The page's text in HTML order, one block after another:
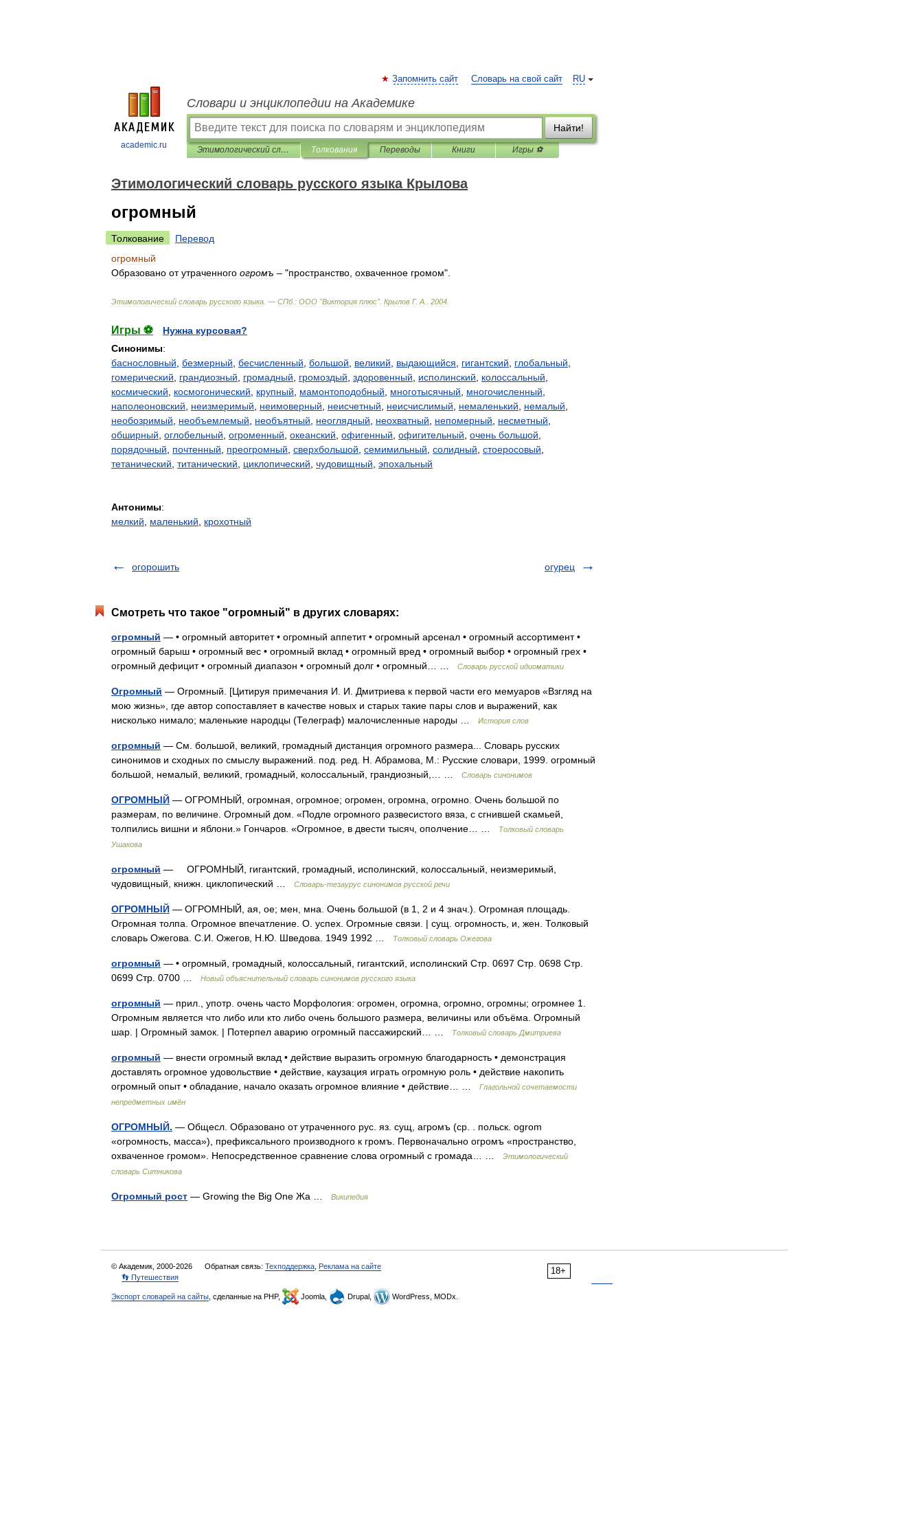
academic.ru
RU
Запомнить сайт Словарь на свой сайт
Словари и энциклопедии на Академике
Найти!
Этимологический словарь русского языка Крылова Толкования Переводы Книги Игры ⚽
Этимологический словарь русского языка Крылова
огромный
Толкование
Перевод
огромный
Образовано от утраченного огромъ – "пространство охваченное громом".
Этимологический словарь русского языка . — СПб. : ООО "Виктория плюс". Крылов Г. А 2004
Игры ⚽
Нужна курсовая?
Синонимы:
баснословный безмерный бесчисленный большой великий выдающийся гигантский глобальный
гомерический
грандиозный громадный громоздый здоровенный исполинский колоссальный
космический
космогонический крупный мамонтоподобный многотысячный многочисленный
наполеоновский
неизмеримый неимоверный неисчетный неисчислимый немаленький немалый
необозримый
необъемлемый необъятный неоглядный неохватный непомерный несметный
обширный оглобельный огроменный океанский офигенный офигительный очень большой
порядочный
почтенный преогромный сверхбольшой семимильный солидный стоеросовый
тетанический титанический циклопический чудовищный эпохальный
Антонимы:
мелкий
маленький крохотный
огорошить огурец
Смотреть что такое "огромный" в других словарях:
огромный — • огромный авторитет • огромный аппетит • огромный арсенал • огромный ассортимент •
огромный барыш • огромный вес • огромный вклад • огромный вред • огромный выбор • огромный грех •
огромный дефицит • огромный диапазон • огромный долг • огромный… …
Словарь русской идиоматики
Огромный — Огромный. [Цитируя примечания И. И. Дмитриева к первой части его мемуаров «Взгляд на
мою жизнь», где автор сопоставляет в качестве новых и старых такие пары слов и выражений, как
нисколько нимало; маленькие народцы (Телеграф) малочисленные народы …
История слов
огромный — См. большой, великий, громадный дистанция огромного размера... Словарь русских
синонимов и сходных по смыслу выражений. под. ред. Н. Абрамова, М.: Русские словари, 1999. огромный
большой, немалый, великий, громадный, колоссальный, грандиозный,… …
Словарь синонимов
ОГРОМНЫЙ — ОГРОМНЫЙ, огромная, огромное; огромен, огромна, огромно. Очень большой по
размерам, по величине. Огромный дом. «Подле огромного развесистого вяза, с сгнившей скамьей,
толпились вишни и яблони.» Гончаров. «Огромное, в двести тысяч, ополчение… …
Толковый словарь
Ушакова
огромный — ОГРОМНЫЙ, гигантский, громадный, исполинский, колоссальный, неизмеримый,
чудовищный, книжн. циклопический …
Словарь-тезаурус синонимов русской речи
ОГРОМНЫЙ — ОГРОМНЫЙ, ая, ое; мен, мна. Очень большой (в 1, 2 и 4 знач.). Огромная площадь.
Огромная толпа. Огромное впечатление. О. успех. Огромные связи. | сущ. огромность, и, жен. Толковый
словарь Ожегова. С.И. Ожегов, Н.Ю. Шведова. 1949 1992 …
Толковый словарь Ожегова
огромный — • огромный, громадный, колоссальный, гигантский, исполинский Стр. 0697 Стр. 0698 Стр.
0699 Стр. 0700 …
Новый объяснительный словарь синонимов русского языка
огромный — прил., употр. очень часто Морфология: огромен, огромна, огромно, огромны; огромнее 1.
Огромным является что либо или кто либо очень большого размера, величины или объёма. Огромный
шар. | Огромный замок. | Потерпел аварию огромный пассажирский… …
Толковый словарь Дмитриева
огромный — внести огромный вклад • действие выразить огромную благодарность • демонстрация
доставлять огромное удовольствие • действие, каузация играть огромную роль • действие накопить
огромный опыт • обладание, начало оказать огромное влияние • действие… …
Глагольной сочетаемости
непредметных имён
ОГРОМНЫЙ. — Общесл. Образовано от утраченного рус. яз. сущ, агромъ (ср. . польск. ogrom
«огромность, масса»), префиксального производного к громъ. Первоначально огромъ «пространство,
охваченное громом». Непосредственное сравнение слова огромный с громада… …
Этимологический
словарь Ситникова
Огромный рост — Growing the Big One Жа … Википедия
18+
© Академик, 2000-2026 Обратная связь: Техподдержка Реклама на сайте
👣 Путешествия
Экспорт словарей на сайты , сделанные на PHP, Joomla, Drupal, WordPress, MODx.